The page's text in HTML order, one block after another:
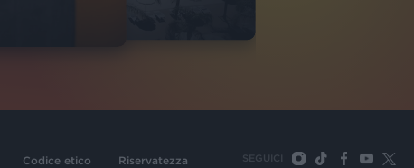
Codice etico Riservatezza SEGUICI